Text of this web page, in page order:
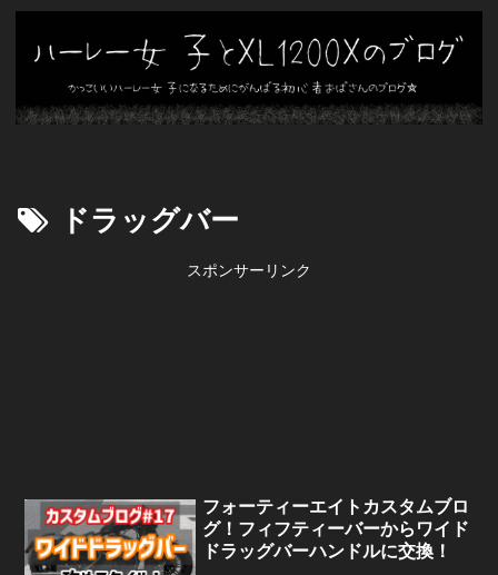
ドラッグバー
スポンサーリンク
フォーティーエイトカスタムブロ
グ！フィフティーバーからワイド
ドラッグバーハンドルに交換！